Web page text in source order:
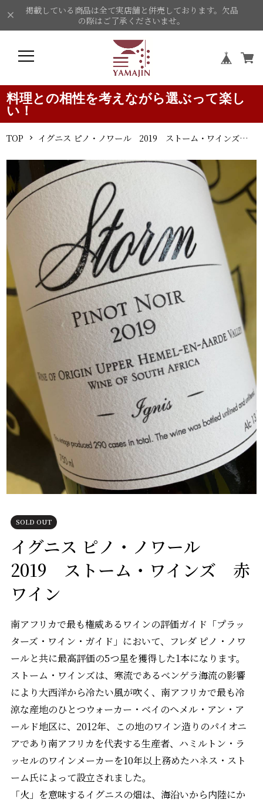
掲載している商品は全て実店舗と併売しております。欠品
の際はご了承くださいませ。
料理との相性を考えながら選ぶって楽し
い！
TOP イグニス ピノ・ノワール 2019 ストーム・ワインズ 赤ワイン
SOLD OUT
イグニス ピノ・ノワール
2019 ストーム・ワインズ 赤
ワイン
南アフリカで最も権威あるワインの評価ガイド「プラッ
ターズ・ワイン・ガイド」において、フレダ ピノ・ノワ
ールと共に最高評価の5つ星を獲得した1本になります。
ストーム・ワインズは、寒流であるベンゲラ海流の影響
により大西洋から冷たい風が吹く、南アフリカで最も冷
涼な産地のひとつウォーカー・ベイのヘメル・アン・ア
ールド地区に、2012年、この地のワイン造りのパイオニ
アであり南アフリカを代表する生産者、ハミルトン・ラ
ッセルのワインメーカーを10年以上務めたハネス・スト
ーム氏によって設立されました。
「火」を意味するイグニスの畑は、海沿いから内陸にか